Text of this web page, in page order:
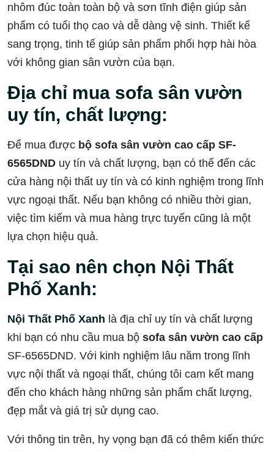
nhôm đúc toàn toàn bộ và sơn tĩnh điện giúp sản
phẩm có tuổi thọ cao và dễ dàng vệ sinh. Thiết kế
sang trọng, tinh tế giúp sản phẩm phối hợp hài hòa
với không gian sân vườn của bạn.
Địa chỉ mua sofa sân vườn
uy tín, chất lượng:
Để mua được bộ sofa sân vườn cao cấp SF-
6565DND uy tín và chất lượng, bạn có thể đến các
cửa hàng nội thất uy tín và có kinh nghiệm trong lĩnh
vực ngoại thất. Nếu bạn không có nhiều thời gian,
việc tìm kiếm và mua hàng trực tuyến cũng là một
lựa chọn hiệu quả.
Tại sao nên chọn Nội Thất
Phố Xanh:
Nội Thất Phố Xanh là địa chỉ uy tín và chất lượng
khi bạn có nhu cầu mua bộ sofa sân vườn cao cấp
SF-6565DND. Với kinh nghiệm lâu năm trong lĩnh
vực nội thất và ngoại thất, chúng tôi cam kết mang
đến cho khách hàng những sản phẩm chất lượng,
đẹp mắt và giá trị sử dụng cao.
Với thông tin trên, hy vọng bạn đã có thêm kiến thức